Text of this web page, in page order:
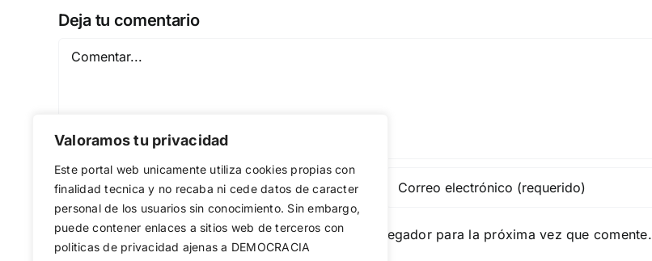
Valoramos tu privacidad
Este portal web unicamente utiliza cookies propias con
finalidad tecnica y no recaba ni cede datos de caracter
personal de los usuarios sin conocimiento. Sin embargo,
puede contener enlaces a sitios web de terceros con
politicas de privacidad ajenas a DEMOCRACIA
Deja tu comentario
Comentar
Guardar mi nombre, email y sitio web en este navegador para la próxima vez que comente.